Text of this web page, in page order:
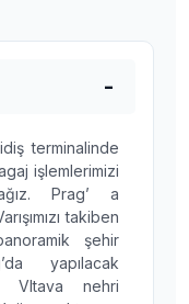
terminalinde
işlemlerimizi
Prag’ a
takiben
şehir
yapılacak
Vltava nehri